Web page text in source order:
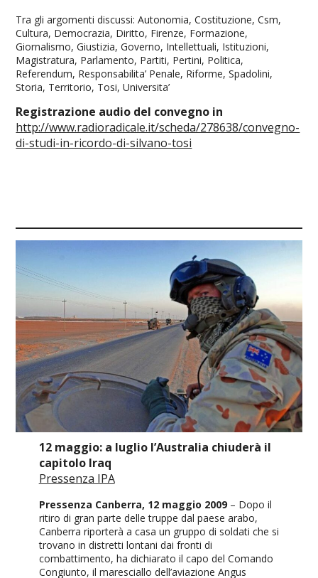
Tra gli argomenti discussi: Autonomia, Costituzione, Csm,
Cultura, Democrazia, Diritto, Firenze, Formazione,
Giornalismo, Giustizia, Governo, Intellettuali, Istituzioni,
Magistratura, Parlamento, Partiti, Pertini, Politica,
Referendum, Responsabilita’ Penale, Riforme, Spadolini,
Storia, Territorio, Tosi, Universita’
Registrazione audio del convegno in
http://www.radioradicale.it/scheda/278638/convegno-
di-studi-in-ricordo-di-silvano-tosi
12 maggio: a luglio l’Australia chiuderà il
capitolo Iraq
Pressenza IPA
Pressenza Canberra, 12 maggio 2009 – Dopo il
ritiro di gran parte delle truppe dal paese arabo,
Canberra riporterà a casa un gruppo di soldati che si
trovano in distretti lontani dai fronti di
combattimento, ha dichiarato il capo del Comando
Congiunto, il maresciallo dell’aviazione Angus